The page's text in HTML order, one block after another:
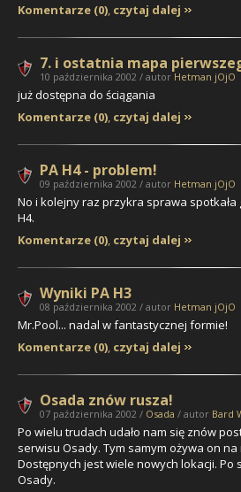
Komentarze (0), czytaj dalej
7. i ostatnia mapa
10 października 2002 / autor Hetman jOjO
już dostępna do ściągania
Komentarze (0), czytaj dalej
PA H4 - problem!
09 października 2002 / autor Hetman jOjO
No i kolejny raz przykra sprawa spotkała
H4.
Komentarze (0), czytaj dalej
Wyniki PA H3
08 października 2002 / autor Hetman jOjO
Mr.Pool... nadal w fantastycznej formie!
Komentarze (0), czytaj dalej
Osada znów rusza!
07 października 2002 / Osada / autor Bard
Po wielu trudach udało nam się znów
serwisu Osady. Tym samym ożywa on na
Dostępnych jest wiele nowych lokacji. Po
Osady.